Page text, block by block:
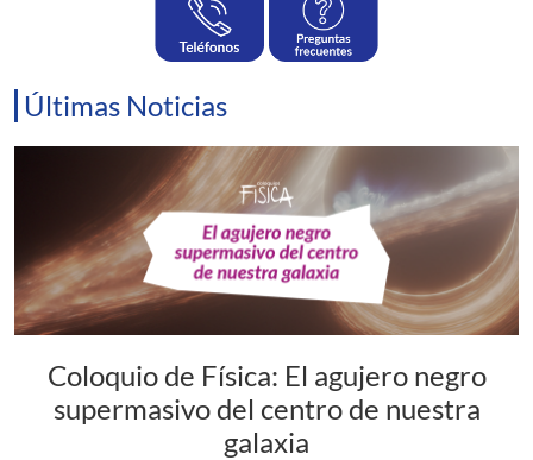
Últimas Noticias
Coloquio de Física: El agujero negro
supermasivo del centro de nuestra
galaxia